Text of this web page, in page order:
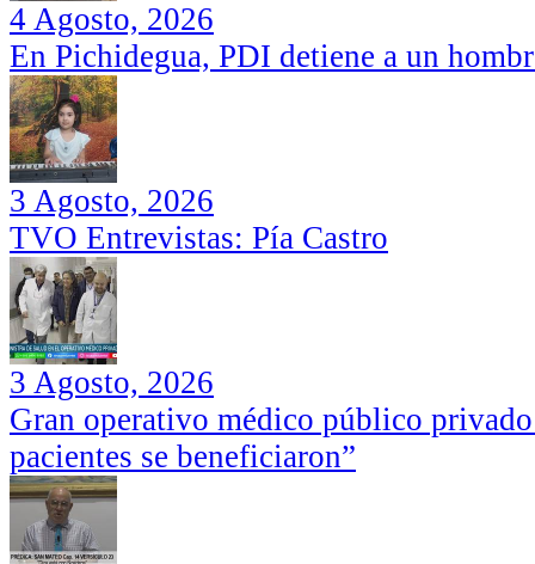
4 Agosto, 2026
En Pichidegua, PDI detiene a un
3 Agosto, 2026
TVO Entrevistas: Pía Castro
3 Agosto, 2026
Gran operativo médico público
pacientes se beneficiaron”